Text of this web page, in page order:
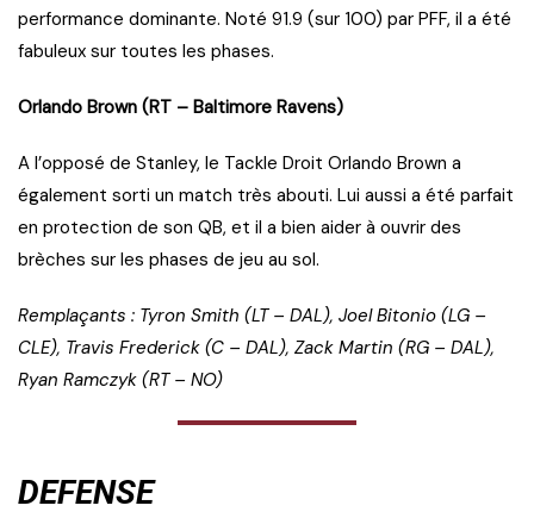
performance dominante. Noté 91.9 (sur 100) par PFF, il a été
fabuleux sur toutes les phases.
Orlando Brown (RT – Baltimore Ravens)
A l’opposé de Stanley, le Tackle Droit Orlando Brown a
également sorti un match très abouti. Lui aussi a été parfait
en protection de son QB, et il a bien aider à ouvrir des
brèches sur les phases de jeu au sol.
Remplaçants : Tyron Smith (LT – DAL), Joel Bitonio (LG –
CLE), Travis Frederick (C – DAL), Zack Martin (RG – DAL),
Ryan Ramczyk (RT – NO)
DEFENSE